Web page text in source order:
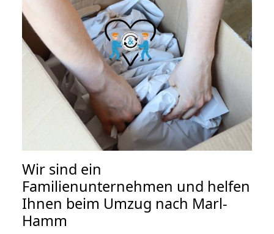
Wir sind ein
Familienunternehmen und helfen
Ihnen beim Umzug nach Marl-
Hamm